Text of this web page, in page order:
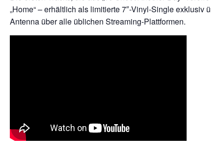
„Home“ – erhältlich als limitierte 7″-Vinyl-Single exklusiv
Antenna über alle üblichen Streaming-Plattformen.